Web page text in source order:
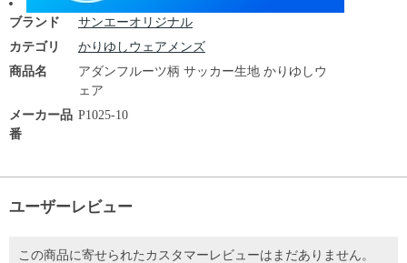
ブランド
サンエーオリジナル
カテゴリ
かりゆしウェアメンズ
商品名
アダンフルーツ柄 サッカー生地 かりゆしウ
ェア
メーカー品
番
P1025-10
ユーザーレビュー
この商品に寄せられたカスタマーレビューはまだありません。